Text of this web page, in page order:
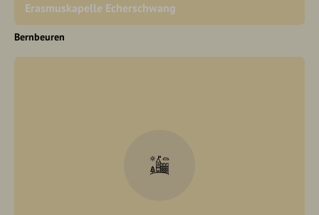
Erasmuskapelle Echerschwang
Bernbeuren